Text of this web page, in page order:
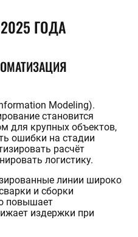
ГОДА
Modeling).
становится
для крупных объектов,
ошибки на стадии
расчёт
логистику.
линии широко
и сборки
повышает
издержки при